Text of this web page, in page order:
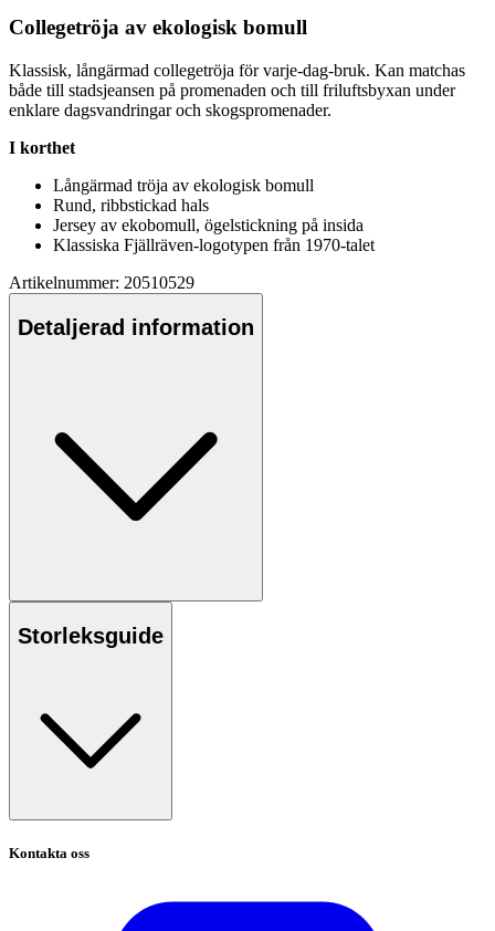
Collegetröja av ekologisk bomull
Klassisk, långärmad collegetröja för varje-dag-bruk. Kan matchas
både till stadsjeansen på promenaden och till friluftsbyxan under
enklare dagsvandringar och skogspromenader.
I korthet
Långärmad tröja av ekologisk bomull
Rund, ribbstickad hals
Jersey av ekobomull, ögelstickning på insida
Klassiska Fjällräven-logotypen från 1970-talet
Artikelnummer: 20510529
Detaljerad information
Storleksguide
Kontakta oss